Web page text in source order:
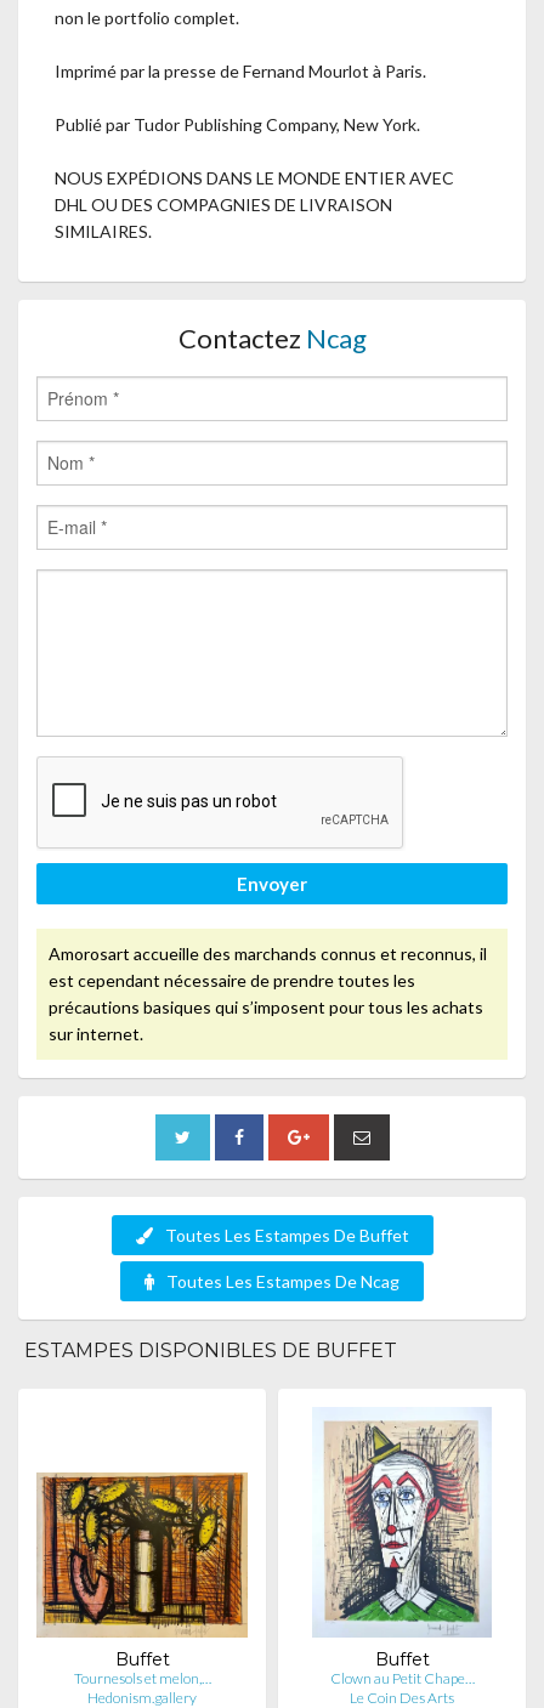
non le portfolio complet.
Imprimé par la presse de Fernand Mourlot à Paris.
Publié par Tudor Publishing Company, New York.
NOUS EXPÉDIONS DANS LE MONDE ENTIER AVEC
DHL OU DES COMPAGNIES DE LIVRAISON
SIMILAIRES.
Contactez Ncag
Envoyer
Amorosart accueille des marchands connus et reconnus, il
est cependant nécessaire de prendre toutes les
précautions basiques qui s’imposent pour tous les achats
sur internet.
Toutes Les Estampes De Buffet
Toutes Les Estampes De Ncag
ESTAMPES DISPONIBLES DE BUFFET
Buffet
Tournesols et melon,…
Hedonism.gallery
Buffet
Clown au Petit Chape…
Le Coin Des Arts